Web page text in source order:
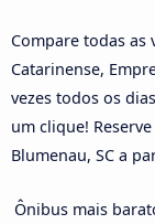
Compare todas as
Catarinense,
vezes todos os
um clique!
Blumenau, SC a
Ônibus mais